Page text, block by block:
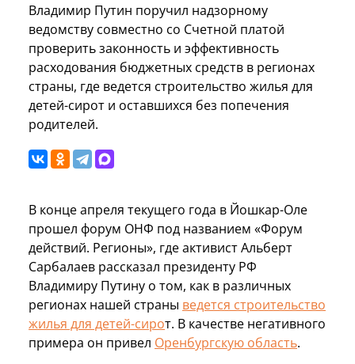
Владимир Путин поручил надзорному
ведомству совместно со Счетной платой
проверить законность и эффективность
расходования бюджетных средств в регионах
страны, где ведется строительство жилья для
детей-сирот и оставшихся без попечения
родителей.
В конце апреля текущего года в Йошкар-Оле
прошел форум ОНФ под названием «Форум
действий. Регионы», где активист Альберт
Сарбалаев рассказал президенту РФ
Владимиру Путину о том, как в различных
регионах нашей страны ведется строительство
жилья для детей-сирот. В качестве негативного
примера он привел Оренбургскую область.